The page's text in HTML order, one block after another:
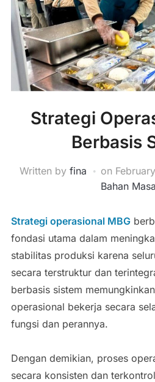
Strategi
Berbasis
Written by fina on
Bahan
Strategi operasional MBG
fondasi utama dalam
stabilitas produksi karena
secara terstruktur dan
berbasis sistem
operasional bekerja secara
fungsi dan perannya.
Dengan demikian, proses
secara konsisten dan